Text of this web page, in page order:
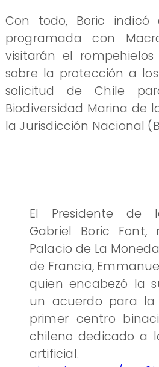
Con todo, Boric
programada con
visitarán el
sobre la protección a
solicitud de Chile
Biodiversidad Marina de
la Jurisdicción Nacional
El Presidente de
Gabriel Boric Font,
Palacio de La
de Francia,
quien encabezó la
un acuerdo para la
primer centro
chileno dedicado a
artificial.